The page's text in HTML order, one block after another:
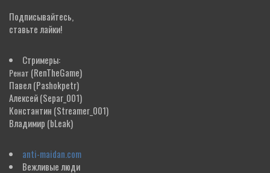
Подписывайтесь,
ставьте лайки!
Стримеры:
Ренат (RenTheGame)
Павел(Pashokpetr)
Алексей(Separ_001)
Константин (Streamer_001)
Владимир (bLeak)
anti-maidan.com
Вежливые люди